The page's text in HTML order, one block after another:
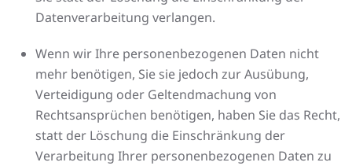
Datenverarbeitung verlangen.
Wenn wir Ihre personenbezogenen Daten nicht
mehr benötigen, Sie sie jedoch zur Ausübung,
Verteidigung oder Geltendmachung von
Rechtsansprüchen benötigen, haben Sie das Recht,
statt der Löschung die Einschränkung der
Verarbeitung Ihrer personenbezogenen Daten zu